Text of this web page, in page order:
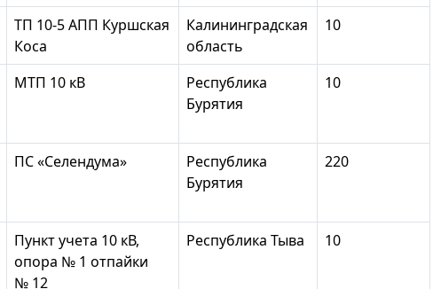
ТП 10-5 АПП Куршская
Коса
Калининградская
область
10
МТП 10 кВ
Республика
Бурятия
10
ПС «Селендума»
Республика
Бурятия
220
Пункт учета 10 кВ,
опора № 1 отпайки
№ 12
Республика Тыва 10